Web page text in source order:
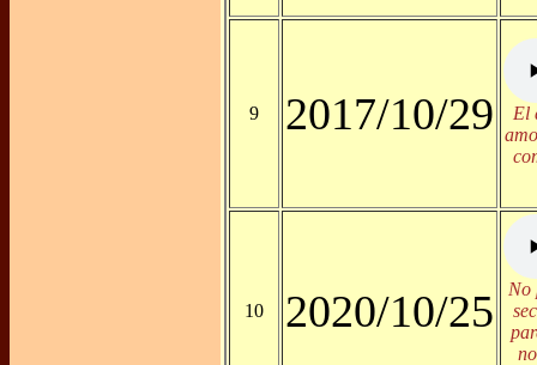
9 2017/10/29
El
10 2020/10/25
No